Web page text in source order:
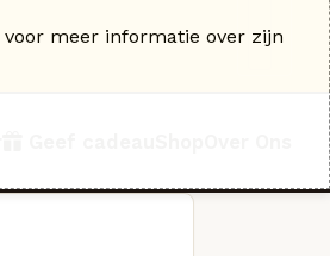
voor meer informatie over zijn